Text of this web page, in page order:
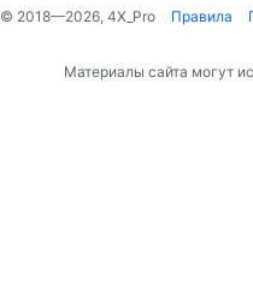
© 2018—2026, 4X_Pro Правила
Материалы сайта могут